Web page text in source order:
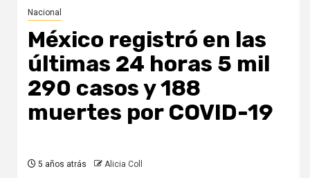
Nacional
México registró en las
últimas 24 horas 5 mil
290 casos y 188
muertes por COVID-19
5 años atrás Alicia Coll